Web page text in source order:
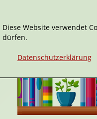
Diese Website verwendet
dürfen.
Datenschutzerklärung